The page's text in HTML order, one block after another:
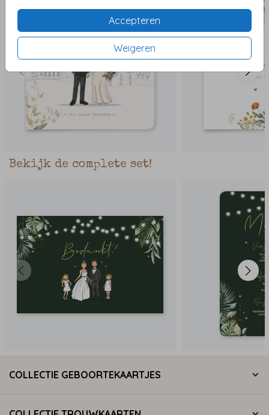
Accepteren
Weigeren
Bekijk de complete set!
COLLECTIE GEBOORTEKAARTJES